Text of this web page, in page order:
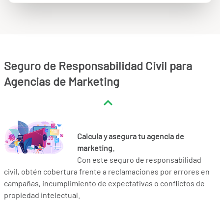
Seguro de Responsabilidad Civil para
Agencias de Marketing
Calcula y asegura tu agencia de
marketing.
Con este seguro de responsabilidad
civil, obtén cobertura frente a reclamaciones por errores en
campañas, incumplimiento de expectativas o conflictos de
propiedad intelectual.